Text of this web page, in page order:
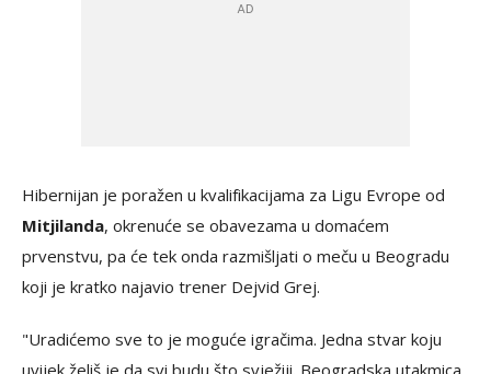
Hibernijan je poražen u kvalifikacijama za Ligu Evrope od
Mitjilanda, okrenuće se obavezama u domaćem
prvenstvu, pa će tek onda razmišljati o meču u Beogradu
koji je kratko najavio trener Dejvid Grej.
"Uradićemo sve to je moguće igračima. Jedna stvar koju
uvijek želiš je da svi budu što svježiji. Beogradska utakmica